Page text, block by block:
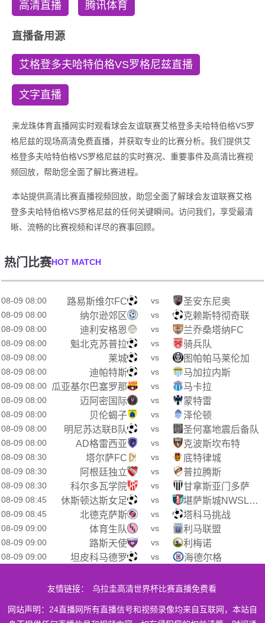
高清直播 腾讯体育
直播备用源
艾格登多夫哈特伯格VS罗格尼兹直播
文字直播
来龙珠体育直播网实时观看球会友谊联赛艾格登多夫哈特伯格VS罗
格尼兹的现场高清免费直播，并获取专业的比赛分析。我们提供艾
格登多夫哈特伯格VS罗格尼兹的实时赛况、重要事件及高清比赛视
频回放，帮助您全面了解比赛进程。
本站提供高清比赛直播视频回放，助您全面了解球会友谊联赛艾格
登多夫哈特伯格VS罗格尼兹的任何关键瞬间。访问我们，享受最清
晰、流畅的比赛视频和详尽的赛事回顾。
热门比赛HOT MATCH
08-09 08:00 路易斯维尔FC vs 圣安东尼奥
08-09 08:00 纳尔逊郊区 vs 克赖斯特彻奇联
08-09 08:00 迪利安格恩 vs 兰乔桑塔纳FC
08-09 08:00 魁北克苏普拉 vs 骑兵队
08-09 08:00 莱城 vs 图帕帕马莱伦加
08-09 08:00 迪帕特斯 vs 马加拉内斯
08-09 08:00 瓜亚基尔巴塞罗那 vs 马卡拉
08-09 08:00 迈阿密国际 vs 蒙特雷
08-09 08:00 贝伦蝎子 vs 泽伦顿
08-09 08:00 明尼苏达联B队 vs 圣何塞地震后备队
08-09 08:00 AD格雷西亚 vs 克波斯坎布特
08-09 08:30 塔尔萨FC vs 底特律城
08-09 08:30 阿根廷独立 vs 普拉腾斯
08-09 08:30 科尔多瓦学院 vs 甘拿斯亚门多萨
08-09 08:45 休斯顿达斯女足 vs 堪萨斯城NWSL女足
08-09 08:45 北德克萨斯 vs 塔科马挑战
08-09 09:00 体育生队 vs 利马联盟
08-09 09:00 路斯天使 vs 利梅诺
08-09 09:00 坦皮科马德罗 vs 海德尔格
友情链接： 乌拉圭高清世界杯比赛直播免费看
网站声明：24直播网所有直播信号和视频录像均来自互联网，本站自